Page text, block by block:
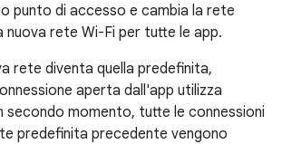
punto di accesso e cambia la rete
nuova rete Wi-Fi per tutte le app.
rete diventa quella predefinita,
aperta dall'app utilizza
secondo momento, tutte le connessioni
predefinita precedente vengono